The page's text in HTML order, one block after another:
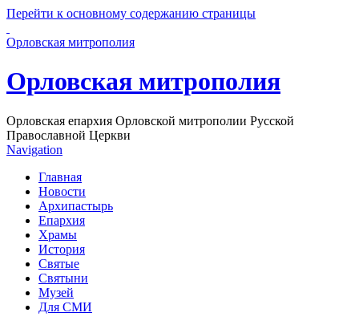
Перейти к основному содержанию страницы
Орловская митрополия
Орловская митрополия
Орловская епархия Орловской митрополии Русской
Православной Церкви
Navigation
Главная
Новости
Архипастырь
Епархия
Храмы
История
Святые
Святыни
Музей
Для СМИ